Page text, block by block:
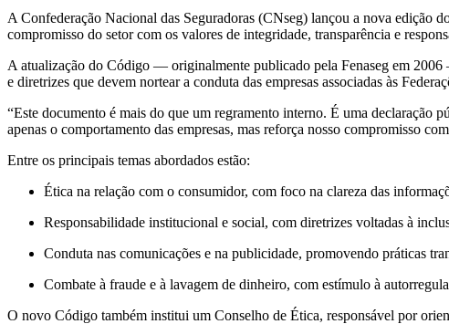
A Confederação Nacional das Seguradoras (CNseg) lançou a nova edição
compromisso do setor com os valores de integridade, transparência e
A atualização do Código — originalmente publicado pela Fenaseg em 2006
e diretrizes que devem nortear a conduta das empresas associadas às
“Este documento é mais do que um regramento interno. É uma
apenas o comportamento das empresas, mas reforça nosso compromisso
Entre os principais temas abordados estão:
Ética na relação com o consumidor, com foco na clareza das
Responsabilidade institucional e social, com diretrizes voltadas à
Conduta nas comunicações e na publicidade, promovendo práticas
Combate à fraude e à lavagem de dinheiro, com estímulo à
O novo Código também institui um Conselho de Ética, responsável por